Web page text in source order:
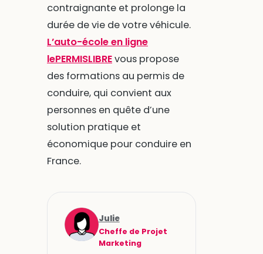
contraignante et prolonge la
durée de vie de votre véhicule.
L’auto-école en ligne
lePERMISLIBREvous propose
des formations au permis de
conduire, qui convient aux
personnes en quête d’une
solution pratique et
économique pour conduire en
France.
Julie
Cheffe de Projet
Marketing